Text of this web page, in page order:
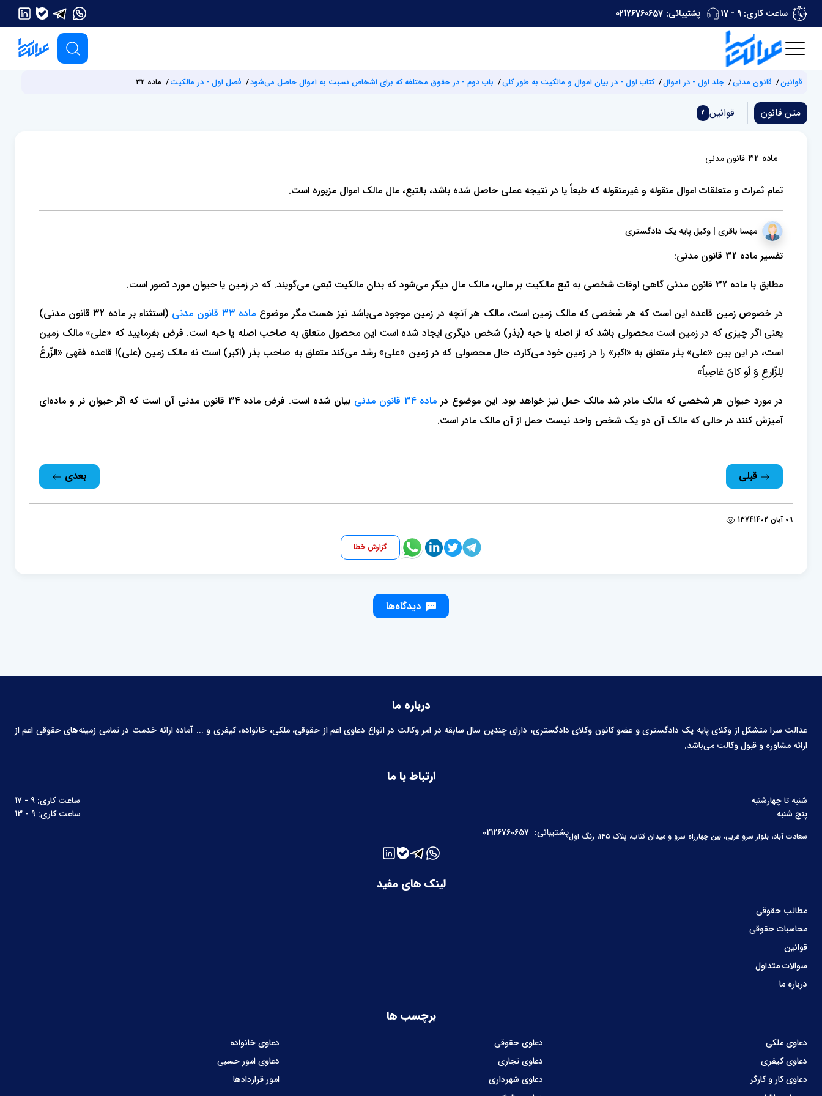
ساعت کاری: 9 - 17 پشتیبانی: 02126760657
قوانین قانون مدنی جلد اول - در اموال کتاب اول - در بیان اموال و مالکیت به طور کلی باب دوم - در حقوق مختلفه که برای اشخاص نسبت به اموال حاصل می‌شود فصل اول - در مالکیت ماده ۳۲
متن قانون قوانین 2
ماده ۳۲ قانون مدنی
تمام ثمرات و متعلقات اموال منقوله و غیر‌منقوله که طبعاً یا در نتیجه عملی حاصل شده باشد، بالتبع، مال مالک اموال مزبوره است.
مهسا باقری | وکیل پایه یک دادگستری
تفسیر ماده 32 قانون مدنی:
مطابق با ماده 32 قانون مدنی گاهی اوقات شخصی به تبع مالکیت بر مالی، مالک مال دیگر می‌شود که بدان مالکیت تبعی می‌گویند. که در زمین یا حیوان مورد تصور است.
در خصوص زمین قاعده این است که هر شخصی که مالک زمین است، مالک هر آنچه در زمین موجود می‌باشد نیز هست مگر موضوع ماده 33 قانون مدنی
(استثناء بر ماده 32 قانون مدنی)
یعنی اگر چیزی که در زمین است محصولی باشد که از اصله یا حبه (بذر) شخص دیگری ایجاد شده است این محصول متعلق به صاحب اصله یا حبه است. فرض بفرمایید که «علی» مالک زمین
است، در این بین «علی» بذر متعلق به «اکبر» را در زمین خود می‌کارد، حال محصولی که در زمین «علی» رشد می‌کند متعلق به صاحب بذر (اکبر) است نه مالک زمین (علی)! قاعده فقهی «الزّرعُ
لِلزّارعِ وَ لَو کانَ غاصِباً»
در مورد حیوان هر شخصی که مالک مادر شد مالک حمل نیز خواهد بود. این موضوع در ماده 34 قانون مدنی
بیان شده است. فرض ماده 34 قانون مدنی آن است که اگر حیوان نر و ماده‌ای
آمیزش کنند در حالی که مالک آن دو یک شخص واحد نیست حمل از آن مالک مادر است.
قبلی بعدی
09 آبان 1402 1374
گزارش خطا
دیدگاه‌ها
درباره ما
عدالت سرا متشکل از وکلای پایه یک دادگستری و عضو کانون وکلای دادگستری، دارای چندین سال سابقه در امر وکالت در انواع دعاوی اعم از حقوقی، ملکی، خانواده، کیفری و ... آماده ارائه خدمت در تمامی زمینه‌های حقوقی اعم از
ارائه مشاوره و قبول وکالت می‌باشد.
لینک های مفید
مطالب حقوقی
محاسبات حقوقی
قوانین
سوالات متداول
درباره ما
برچسب ها
دعاوی ملکی دعاوی حقوقی
دعاوی خانواده
دعاوی کیفری
دعاوی تجاری
دعاوی امور حسبی
دعاوی کار و کارگر
دعاوی شهرداری
امور قراردادها
ارتباط با ما
شنبه تا چهارشنبه
ساعت کاری: 9 - 17
پنج شنبه
ساعت کاری: 9 - 13
سعادت آباد، بلوار سرو غربی، بین چهارراه سرو و میدان کتاب، پلاک ۱۴۵، زنگ اول پشتیبانی: 02126760657